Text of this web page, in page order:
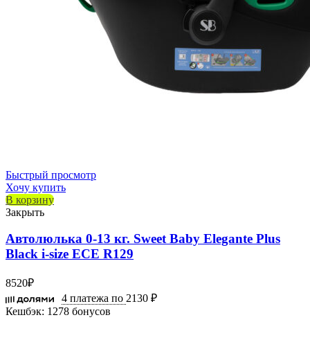
Быстрый просмотр
Хочу купить
В корзину
Закрыть
Автолюлька 0-13 кг. Sweet Baby Elegante Plus
Black i-size ECE R129
8520₽
4 платежа по 2130 ₽
Кешбэк: 1278 бонусов